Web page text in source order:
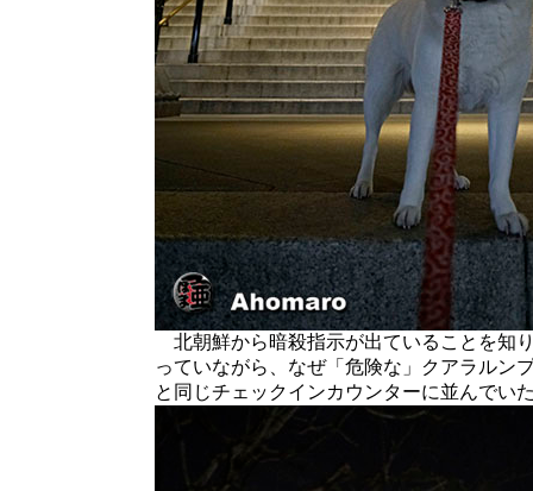
北朝鮮から暗殺指示が出ていることを知
っていながら、なぜ「危険な」クアラルン
と同じチェックインカウンターに並んでい